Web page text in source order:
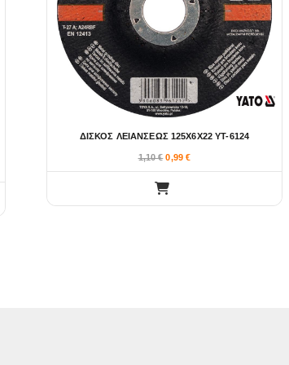
ΔΙΣΚΟΣ ΛΕΙΑΝΣΕΩΣ 125Χ6Χ22 YT-6124
1,10€ 0,99€